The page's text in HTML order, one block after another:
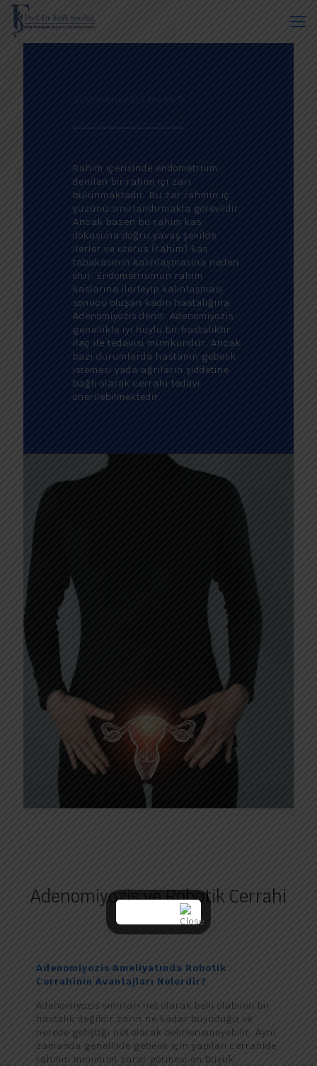
Adenomiyozis Nedir?
Rahim içerisinde endometrium
denilen bir rahim içi zarı
bulunmaktadır. Bu zar rahmin iç
yüzünü sınırlandırmakla görevlidir.
Ancak bazen bu rahim kas
dokusuna doğru yavaş şekilde
ilerler ve uterus (rahim) kas
tabakasının kalınlaşmasına neden
olur. Endometriumun rahim
kaslarına ilerleyip kalınlaşması
sonucu oluşan kadın hastalığına
Adenomiyozis denir. Adenomiyozis
genellikle iyi huylu bir hastalıktır
ilaç ile tedavisi mümkündür. Ancak
bazı durumlarda hastanın gebelik
istemesi yada ağrıların şiddetine
bağlı olarak cerrahi tedavi
önerilebilmektedir.
Adenomiyozis ve Robotik Cerrahi
Adenomiyozis Ameliyatında Robotik
Cerrahinin Avantajları Nelerdir?
Adenomiyozis sınırları net olarak belli olabilen bir
hastalık değildir zarın ne kadar büyüdüğü ve
nerede geliştiği net olarak belirlenemeyebilir. Aynı
zamanda genellikle gebelik için yapılan cerrahide
rahmin minimum zarar görmesi en büyük